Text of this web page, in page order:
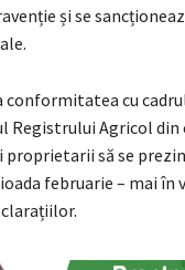
și se
.
conformitatea cu
Registrului Agricol din
să se
februarie – mai în
.